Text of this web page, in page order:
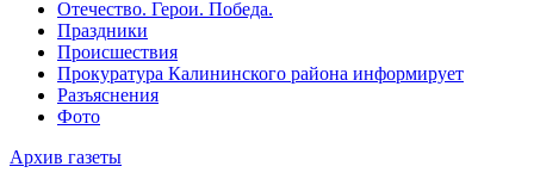
Отечество. Герои. Победа.
Праздники
Происшествия
Прокуратура Калининского района информирует
Разъяснения
Фото
Архив газеты